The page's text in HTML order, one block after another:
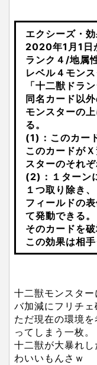
エクシーズ・
2020年1月1日
ランク４/地
レベル４モン
「十二獣ドラ
同名カード以
モンスターの
る。
(1)：このカー
このカードが
スターのそれ
(2)：１ターン
１つ取り除き、
フィールドの
て発動できる。
そのカードを破
この効果は相
十二獣モンスタ
バ加減にフリチェ
ただ現在の環境
ってしまう一枚。
十二獣が大暴れ
わいいもんさｗ